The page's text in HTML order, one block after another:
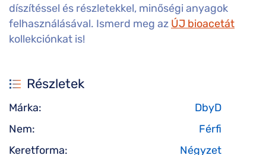
díszítéssel és részletekkel, minőségi anyagok
felhasználásával. Ismerd meg az ÚJ bioacetát
kollekciónkat is!
Részletek
Márka:
DbyD
Nem:
Férfi
Keretforma:
Négyzet